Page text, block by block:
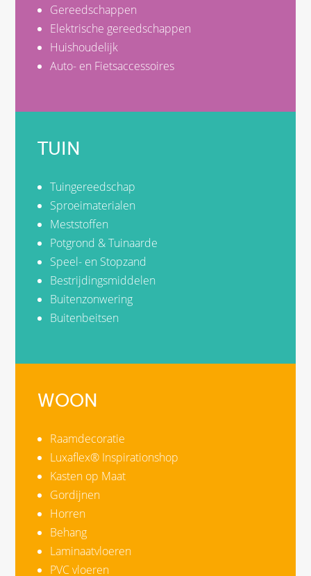
Gereedschappen
Elektrische gereedschappen
Huishoudelijk
Auto- en Fietsaccessoires
TUIN
Tuingereedschap
Sproeimaterialen
Meststoffen
Potgrond & Tuinaarde
Speel- en Stopzand
Bestrijdingsmiddelen
Buitenzonwering
Buitenbeitsen
WOON
Raamdecoratie
Luxaflex® Inspirationshop
Kasten op Maat
Gordijnen
Horren
Behang
Laminaatvloeren
PVC vloeren